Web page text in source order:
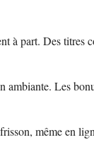
à part. Des titres
ambiante. Les
même en